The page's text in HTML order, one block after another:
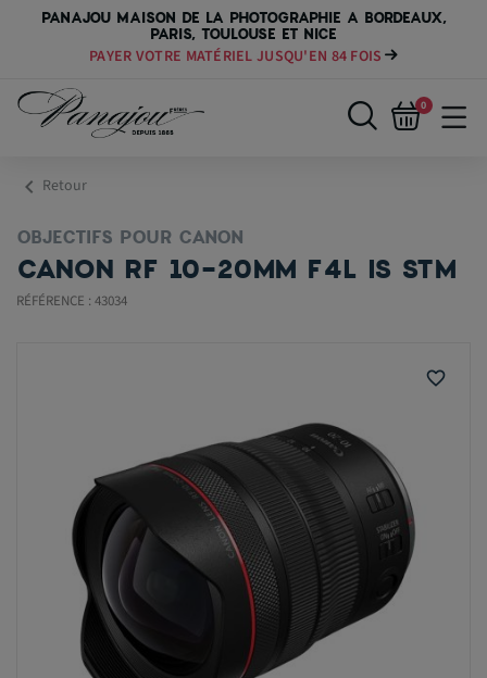
PANAJOU MAISON DE LA PHOTOGRAPHIE A BORDEAUX,
PARIS, TOULOUSE ET NICE
PAYER VOTRE MATÉRIEL JUSQU'EN 84 FOIS
0
chevron_left Retour
OBJECTIFS POUR CANON
CANON RF 10-20MM F4L IS STM
RÉFÉRENCE : 43034
favorite_border